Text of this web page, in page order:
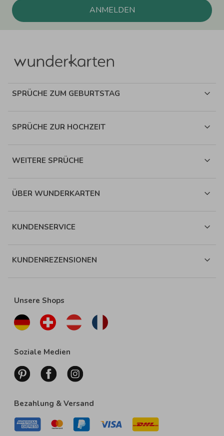
ANMELDEN
SPRÜCHE ZUM GEBURTSTAG
SPRÜCHE ZUR HOCHZEIT
WEITERE SPRÜCHE
ÜBER WUNDERKARTEN
KUNDENSERVICE
KUNDENREZENSIONEN
Unsere Shops
Soziale Medien
Bezahlung & Versand